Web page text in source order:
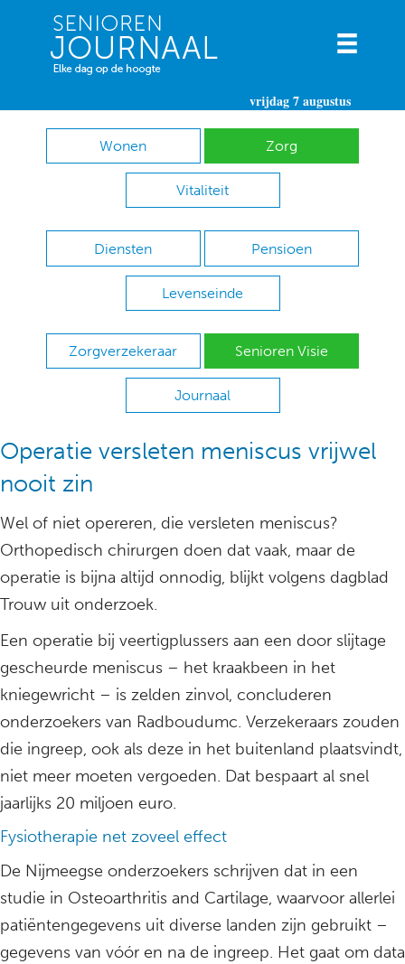
vrijdag 7 augustus
Wonen Zorg
Vitaliteit
Diensten Pensioen
Levenseinde
Zorgverzekeraar Senioren Visie
Journaal
Operatie versleten meniscus vrijwel
nooit zin
Wel of niet opereren, die versleten meniscus?
Orthopedisch chirurgen doen dat vaak, maar de
operatie is bijna altijd onnodig, blijkt volgens dagblad
Trouw uit onderzoek.
Een operatie bij veertigplussers aan een door slijtage
gescheurde meniscus – het kraakbeen in het
kniegewricht – is zelden zinvol, concluderen
onderzoekers van Radboudumc. Verzekeraars zouden
die ingreep, ook als deze in het buitenland plaatsvindt,
niet meer moeten vergoeden. Dat bespaart al snel
jaarlijks 20 miljoen euro.
Fysiotherapie net zoveel effect
De Nijmeegse onderzoekers schrijven dat in een
studie in Osteoarthritis and Cartilage, waarvoor allerlei
patiëntengegevens uit diverse landen zijn gebruikt –
gegevens van vóór en na de ingreep. Het gaat om data